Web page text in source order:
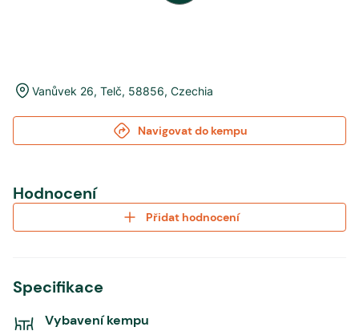
Vanůvek 26, Telč, 58856, Czechia
Navigovat do kempu
Hodnocení
Přidat hodnocení
Specifikace
Vybavení kempu